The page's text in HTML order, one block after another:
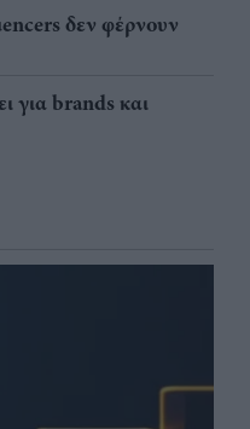
δεν φέρνουν
για brands και